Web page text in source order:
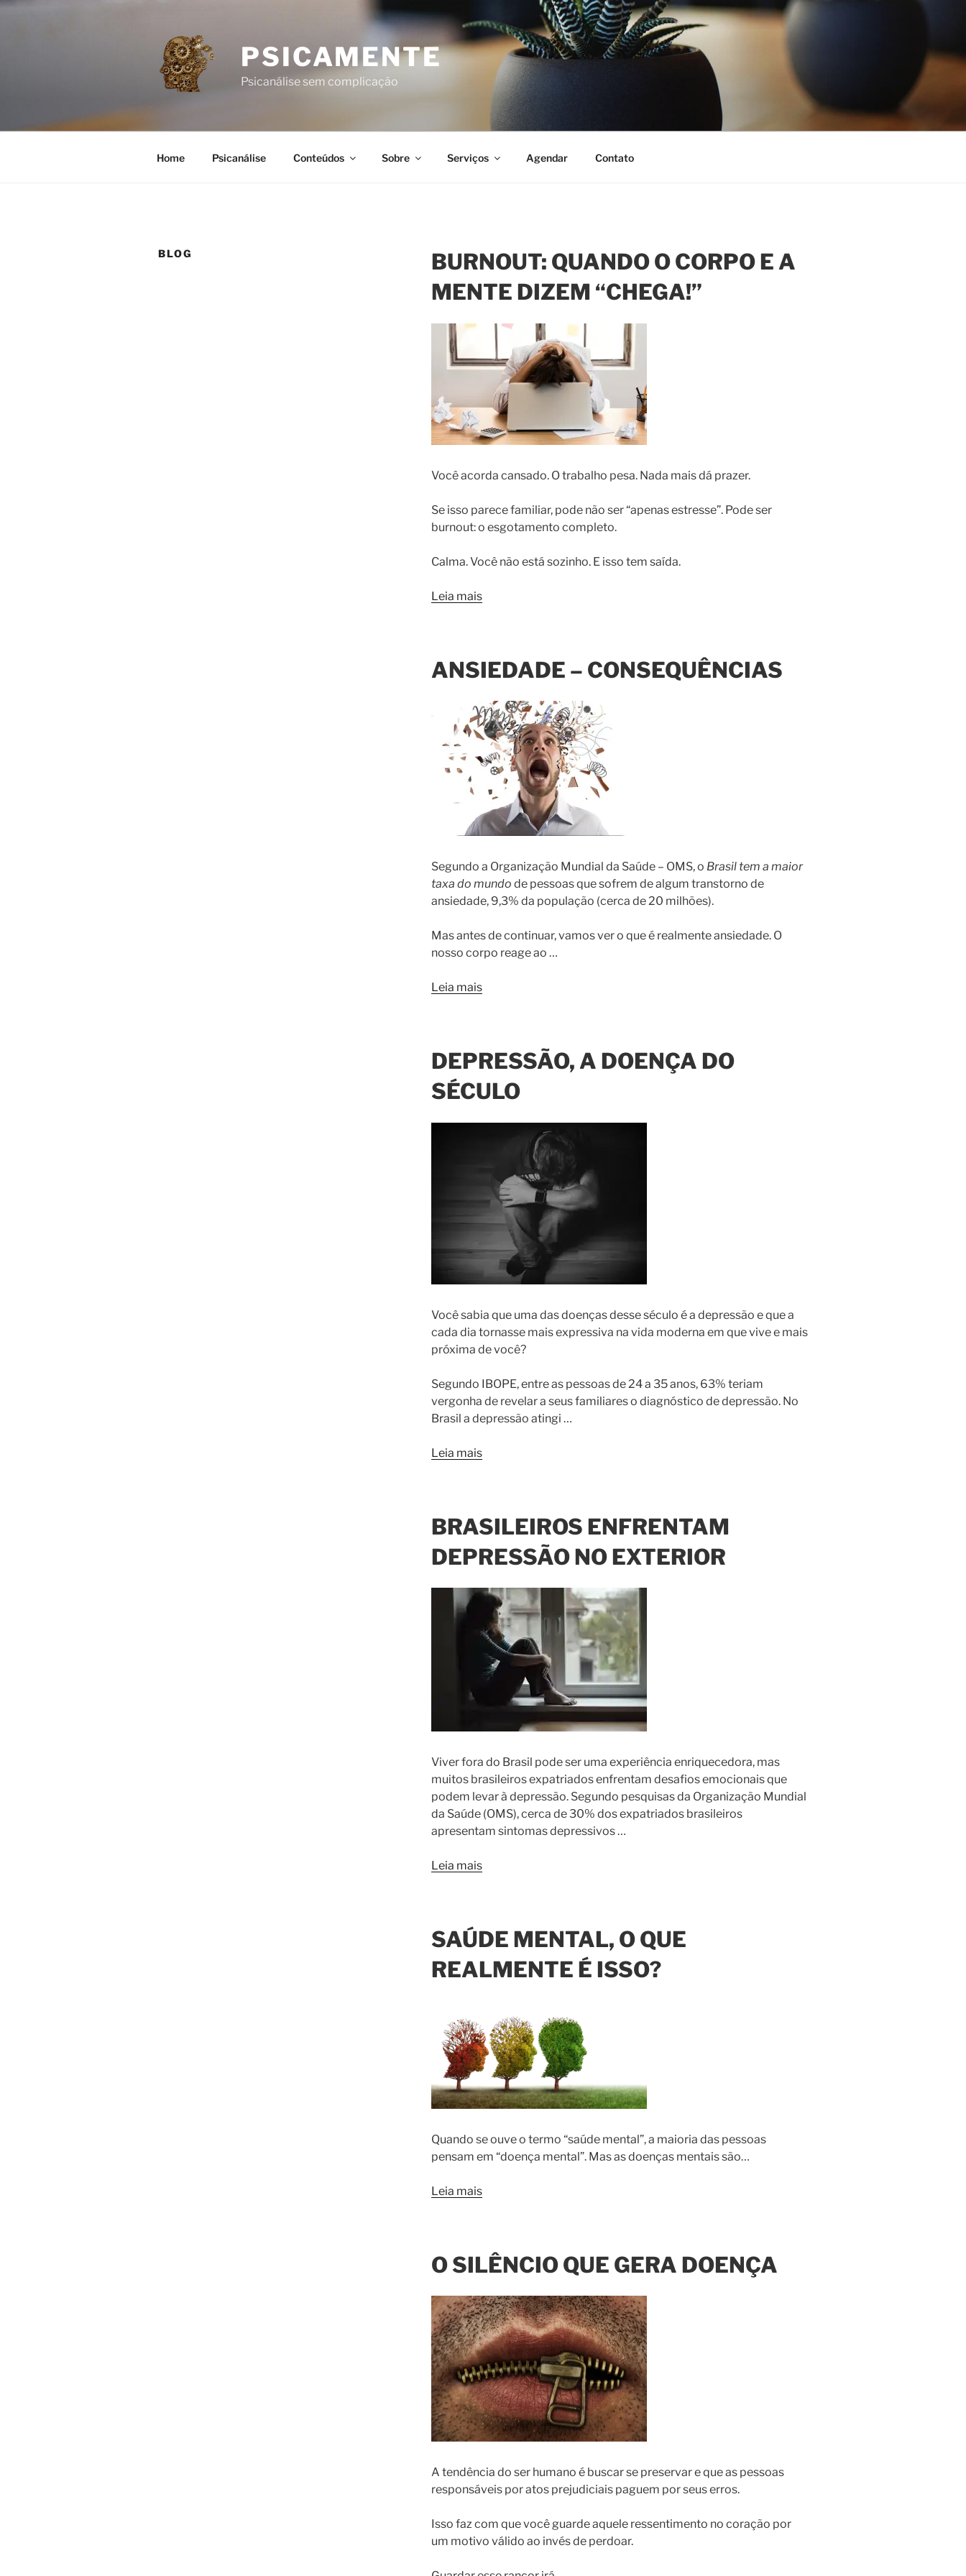
Pular
PSICAMENTE
Psicanálise sem complicação
Home Psicanálise Conteúdos Sobre Serviços Agendar Contato
BLOG
BURNOUT: QUANDO O CORPO E A
MENTE DIZEM “CHEGA!”
Você acorda cansado. O trabalho pesa. Nada mais dá prazer.
Se isso parece familiar, pode não ser “apenas estresse”. Pode ser
burnout: o esgotamento completo.
Calma. Você não está sozinho. E isso tem saída.
Leia mais
ANSIEDADE – CONSEQUÊNCIAS
Segundo a Organização Mundial da Saúde – OMS, o Brasil tem a maior
taxa do mundo de pessoas que sofrem de algum transtorno de
ansiedade, 9,3% da população (cerca de 20 milhões).
Mas antes de continuar, vamos ver o que é realmente ansiedade. O
nosso corpo reage ao …
Leia mais
DEPRESSÃO, A DOENÇA DO
SÉCULO
Você sabia que uma das doenças desse século é a depressão e que a
cada dia tornasse mais expressiva na vida moderna em que vive e mais
próxima de você?
Segundo IBOPE, entre as pessoas de 24 a 35 anos, 63% teriam
vergonha de revelar a seus familiares o diagnóstico de depressão. No
Brasil a depressão atingi …
Leia mais
BRASILEIROS ENFRENTAM
DEPRESSÃO NO EXTERIOR
Viver fora do Brasil pode ser uma experiência enriquecedora, mas
muitos brasileiros expatriados enfrentam desafios emocionais que
podem levar à depressão. Segundo pesquisas da Organização Mundial
da Saúde (OMS), cerca de 30% dos expatriados brasileiros
apresentam sintomas depressivos …
Leia mais
SAÚDE MENTAL, O QUE
REALMENTE É ISSO?
Quando se ouve o termo “saúde mental”, a maioria das pessoas
pensam em “doença mental”. Mas as doenças mentais são…
Leia mais
O SILÊNCIO QUE GERA DOENÇA
A tendência do ser humano é buscar se preservar e que as pessoas
responsáveis por atos prejudiciais paguem por seus erros.
Isso faz com que você guarde aquele ressentimento no coração por
um motivo válido ao invés de perdoar.